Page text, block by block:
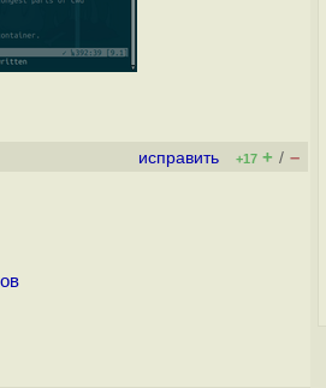
исправить +17 + / –